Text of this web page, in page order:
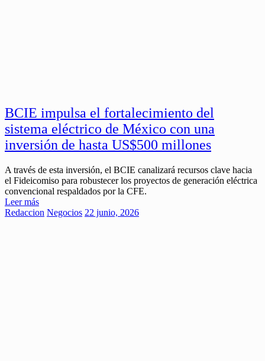
BCIE impulsa el fortalecimiento del
sistema eléctrico de México con una
inversión de hasta US$500 millones
A través de esta inversión, el BCIE canalizará recursos clave hacia
el Fideicomiso para robustecer los proyectos de generación eléctrica
convencional respaldados por la CFE.
Leer más
Redaccion Negocios 22 junio, 2026